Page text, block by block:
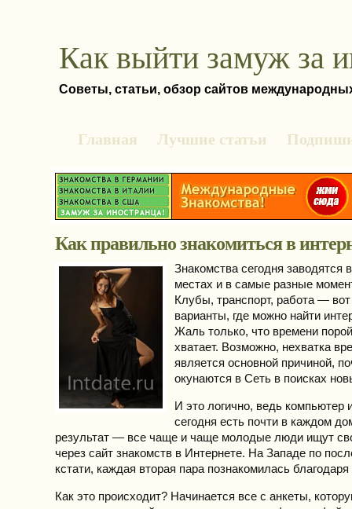
Как выйти замуж за
Советы, статьи, обзор сайтов
Главная Лучшие статьи
Как правильно знакомиться в
Знакомства сегодня заводятся
местах и в самые разные
Клубы, транспорт, работа —
варианты, где можно найти
Жаль только, что времени
хватает. Возможно, нехватка
является основной причиной,
окунаются в Сеть в поисках
И это логично, ведь компьютер
сегодня есть почти в каждом
результат — все чаще и чаще молодые люди ищут
через сайт знакомств в Интернете. На Западе по
кстати, каждая вторая пара познакомилась
Как это происходит? Начинается все с анкеты,